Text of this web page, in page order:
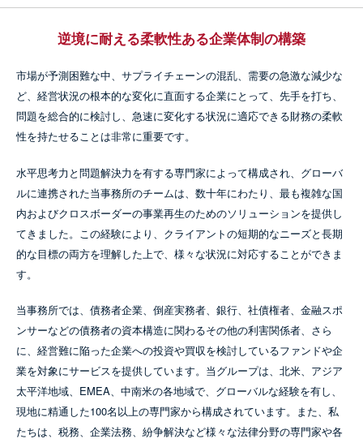
逆境に耐える柔軟性ある企業体制の構築
市場が予測困難な中、サプライチェーンの混乱、需要の急激な減少な
ど、経営状況の根本的な変化に直面する企業にとって、先手を打ち、
問題を総合的に検討し、急速に変化する状況に適応できる財務の柔軟
性を持たせることは非常に重要です。
水平思考力と問題解決力を有する専門家によって構成され、グローバ
ルに連携された当事務所のチームは、数十年にわたり、最も複雑な国
内およびクロスボーダーの事業再生のためのソリューションを提供し
てきました。この経験により、クライアントの短期的なニーズと長期
的な目標の両方を理解した上で、様々な状況に対応することができま
す。
当事務所では、債務者企業、倒産実務者、銀行、社債権者、金融スポ
ンサーなどの債務者の資本構造に関わるその他の利害関係者、さら
に、経営難に陥った企業への投資や買収を検討しているファンドや企
業を対象にサービスを提供しています。当グループは、北米、アジア
太平洋地域、EMEA、中南米の各地域で、グローバルな経験を有し、
現地に精通した100名以上の専門家から構成されています。また、私
たちは、税務、企業法務、紛争解決など様々な法律分野の専門家や各
NEWSLETTER / CLIENT ALERT
15 Nov 2024
取扱業務： 銀行・金融、 倒産・事業再生
私的整理に待望の多数決原理、新法案提
さらに詳しく